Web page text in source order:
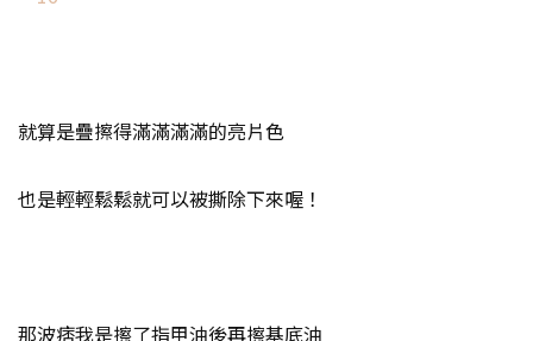
就算是疊擦得滿滿滿滿的亮片色
也是輕輕鬆鬆就可以被撕除下來喔！
那波痞我是擦了指甲油後再擦基底油